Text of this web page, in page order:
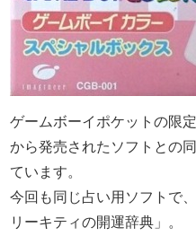
ゲームボーイポケットの限
から発売されたソフトとの
ています。
今回も同じ占い用ソフトで
リーキティの開運辞典」。